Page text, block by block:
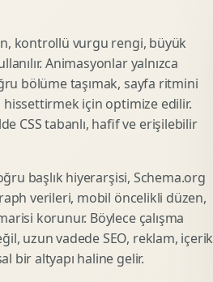
Marka Stratejisi
Marka Konumlandirma
Isimlendirme
Rekabet Analizi
Marka Mimarisi
Deger Onerisi Tasarimi
Pazara Giris Stratejisi
kontrollü vurgu rengi, büyük
Animasyonlar yalnızca
bölüme taşımak, sayfa ritmini
hissettirmek için optimize edilir.
CSS tabanlı, hafif ve erişilebilir
başlık hiyerarşisi, Schema.org
verileri, mobil öncelikli düzen,
korunur. Böylece çalışma
uzun vadede SEO, reklam, içerik
bir altyapı haline gelir.